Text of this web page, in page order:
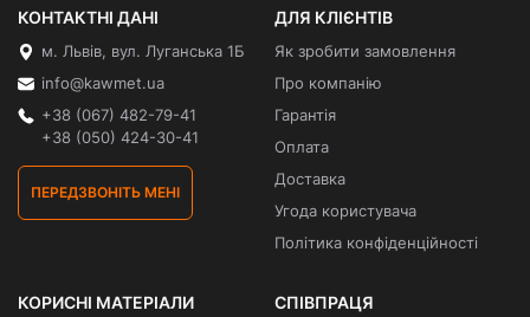
КОНТАКТНІ ДАНІ
м. Львів, вул. Луганська 1Б
info@kawmet.ua
+38 (067) 482-79-41
+38 (050) 424-30-41
ПЕРЕДЗВОНІТЬ МЕНІ
ДЛЯ КЛІЄНТІВ
Як зробити замовлення
Про компанію
Гарантія
Оплата
Доставка
Угода користувача
Політика конфіденційності
КОРИСНІ МАТЕРІАЛИ СПІВПРАЦЯ